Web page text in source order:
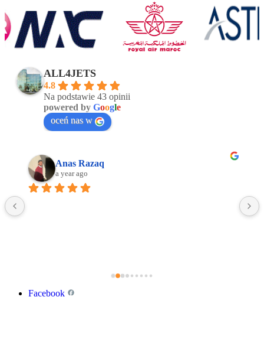
ALL4JETS
4.8
Na podstawie 43 opinii
powered by Google
oceń nas w
Anas Razaq
a year ago
Facebook